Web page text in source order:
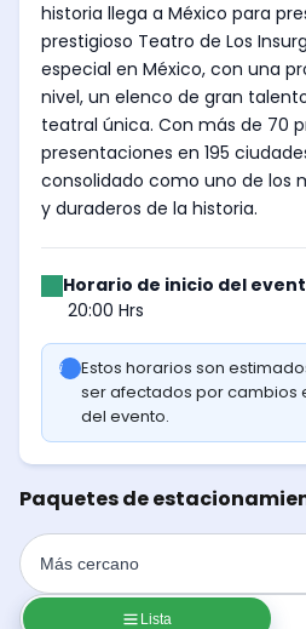
historia llega a México para
prestigioso Teatro de Los
especial en México, con una
nivel, un elenco de gran
teatral única. Con más de 70
presentaciones en 195
consolidado como uno de los
y duraderos de la historia.
Horario de inicio del
20:00 Hrs
Estos horarios son
ser afectados por cambios
del evento.
Paquetes de
Lista